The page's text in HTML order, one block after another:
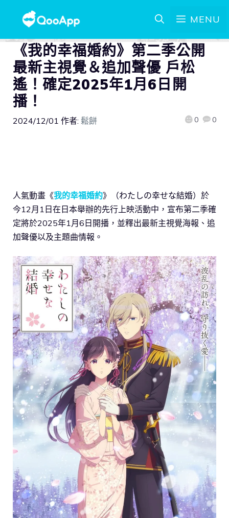
MENU
《我的幸福婚約》第二季公開
最新主視覺＆追加聲優 戶松
遙！確定2025年1月6日開
播！
2024/12/01 作者: 鬆餅 0 0
人氣動畫《我的幸福婚約》（わたしの幸せな結婚）於
今12月1日在日本舉辦的先行上映活動中，宣布第二季確
定將於2025年1月6日開播，並釋出最新主視覺海報、追
加聲優以及主題曲情報。